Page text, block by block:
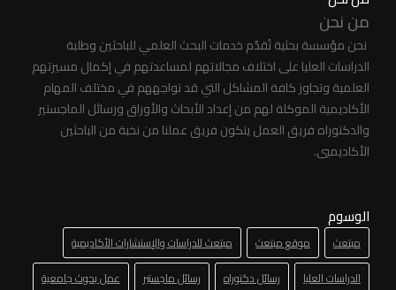
من نحن
نحن مؤسسة بحثية تُقدّم خدمات البحث العلمي للباحثين وطلبة
الدراسات العليا على اختلاف مجالاتهم لمساعدتهم في إكمال مسيرتهم
العلمية وتجاوز كافة المشاكل التي قد تواجههم في مختلف المهام
الأكاديمية الموكلة لهم من إعداد الأبحاث والأوراق ورسائل الماجستير
والدكتوراه فريق العمل يتكون فريق عملنا من نخبة من الباحثين
الأكاديميي.
الوسوم
مبتعث موقع مبتعث
مبتعث للدراسات والإستشارات الأكاديمية
الدراسات العليا
رسائل دكتوراه رسائل ماجستير
عمل بحوث جامعية